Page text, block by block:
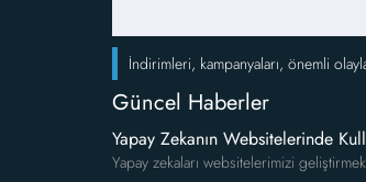
İndirimleri, kampanyaları, önemli
Güncel Haberler
Yapay Zekanın Websitelerinde
Yapay zekaları websitelerimizi